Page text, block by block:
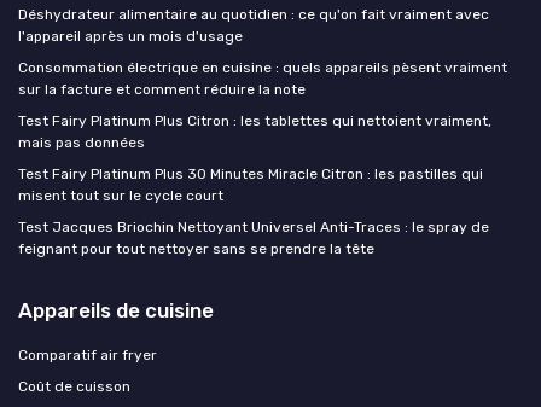
Déshydrateur alimentaire au quotidien : ce qu'on fait vraiment avec
l'appareil après un mois d'usage
Consommation électrique en cuisine : quels appareils pèsent vraiment
sur la facture et comment réduire la note
Test Fairy Platinum Plus Citron : les tablettes qui nettoient vraiment,
mais pas données
Test Fairy Platinum Plus 30 Minutes Miracle Citron : les pastilles qui
misent tout sur le cycle court
Test Jacques Briochin Nettoyant Universel Anti-Traces : le spray de
feignant pour tout nettoyer sans se prendre la tête
Appareils de cuisine
Comparatif air fryer
Coût de cuisson